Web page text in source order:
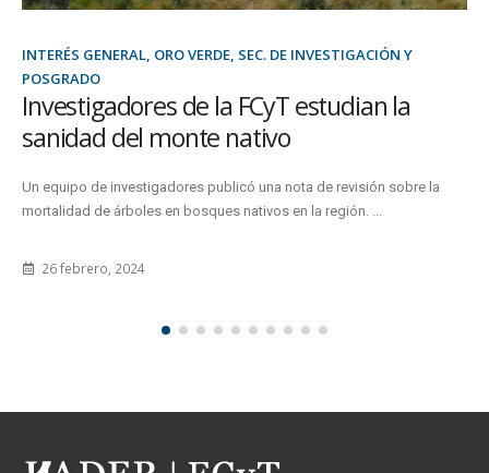
INVESTIGACIÓN Y
estudian la
nota de revisión sobre la
en la región. ...
DOCENTES, ESTUDIANTES, ORO VERDE
resúmenes
25 julio, 2024